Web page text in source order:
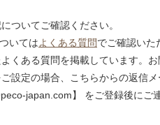
ついてご確認ください。
いてはよくある質問でご確認いた
くある質問を掲載しています。お
設定の場合、こちらからの返信メ
japan.com】 をご登録後にご